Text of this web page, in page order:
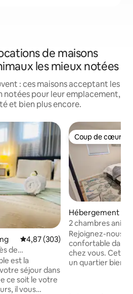
de maisons
les mieux notées
: ces maisons acceptant les
notées pour leur emplacement,
et bien plus encore.
Évaluation moyenne sur la
4,87 (303)
de
Hospital
est la
séjour dans
ce soit le votre
il vous
Coup de cœur
Coup de cœur
Hébergement ⋅
2 chambres
Greene/
Rejoignez-nous
confortable dans
chez vous. Cette
un quartier bien